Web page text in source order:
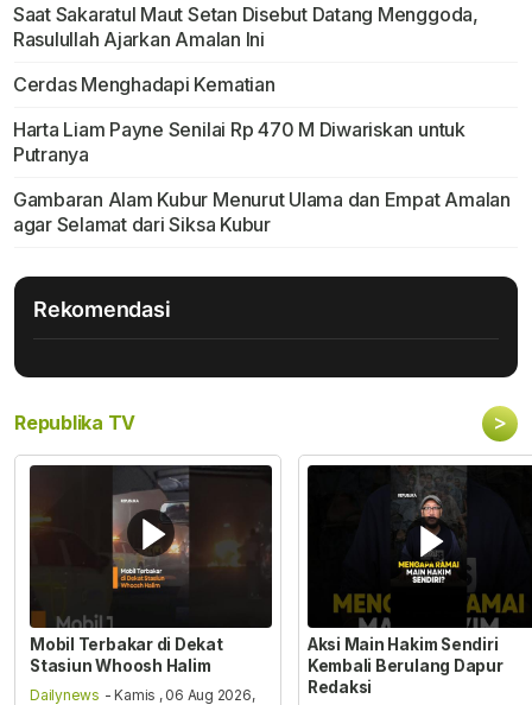
Saat Sakaratul Maut Setan Disebut Datang Menggoda,
Rasulullah Ajarkan Amalan Ini
Cerdas Menghadapi Kematian
Harta Liam Payne Senilai Rp 470 M Diwariskan untuk
Putranya
Gambaran Alam Kubur Menurut Ulama dan Empat Amalan
agar Selamat dari Siksa Kubur
Rekomendasi
Republika TV >
Mobil Terbakar di Dekat
Stasiun Whoosh Halim
Dailynews - Kamis , 06 Aug 2026,
Aksi Main Hakim Sendiri
Kembali Berulang Dapur
Redaksi